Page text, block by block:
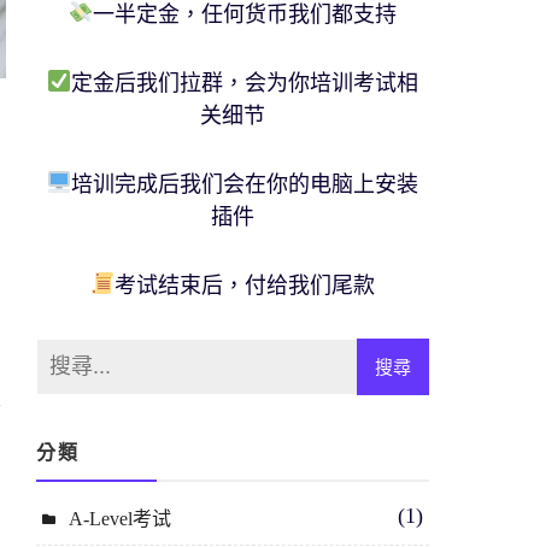
一半定金，任何货币我们都支持
定金后我们拉群，会为你培训考试相
关细节
培训完成后我们会在你的电脑上安装
插件
考试结束后，付给我们尾款
分類
A-Level考试 (1)